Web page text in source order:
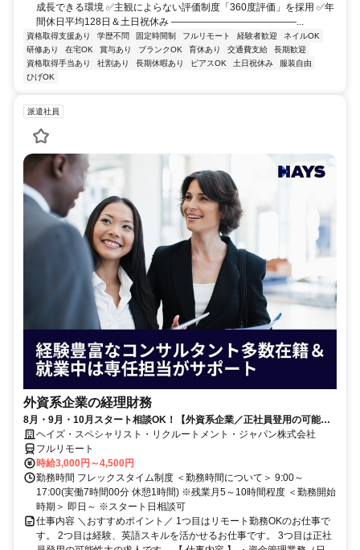
成長できる環境 ✅主観によらない評価制度「360度評価」を採用 ✅年
間休日平均128日＆土日祝休み ―――――――――――――...
資格取得支援あり 学歴不問 固定時間制 フルリモート 経験者歓迎
ネイルOK
研修あり
在宅OK 賞与あり ブランクOK 育休あり 交通費支給
長期歓迎
資格取得手当あり
社割あり 長期休暇あり ピアスOK 土日祝休み
服装自由
ひげOK
派遣社員
外資系企業の経理財務
8月・9月・10月スタート相談OK！【外資系企業／正社員登用の可能性
大／700万～800万／リモート勤務OK】経理財務
ヘイズ・スペシャリスト・リクルートメント・ジャパン株式会社
フルリモート
時給3,000円～4,500円
勤務時間 フレックスタイム制度 ＜勤務時間について＞ 9:00～
17:00(実働7時間00分 休憩1時間) ※残業月5～10時間程度 ＜勤務開始
時期＞ 即日～ ※スタート日相談可
仕事内容 ＼おすすめポイント／ 1つ目はリモート勤務OKのお仕事で
す。 2つ目は経験、英語スキルを活かせるお仕事です。 3つ目は正社